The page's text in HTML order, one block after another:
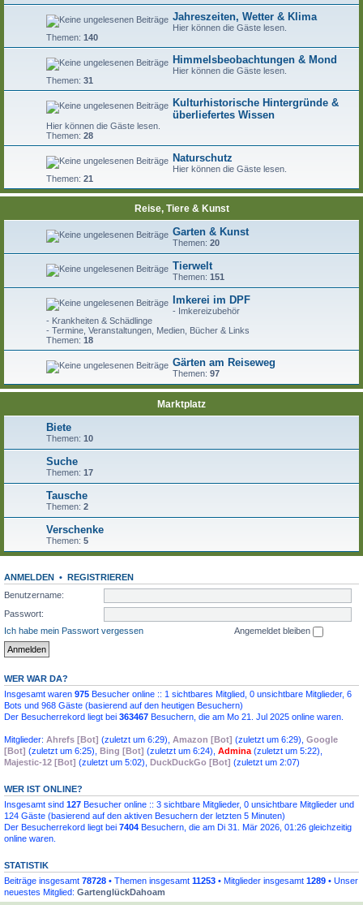
Jahreszeiten, Wetter & Klima
Hier können die Gäste lesen.
Themen: 140
Himmelsbeobachtungen & Mond
Hier können die Gäste lesen.
Themen: 31
Kulturhistorische Hintergründe &
überliefertes Wissen
Hier können die Gäste lesen.
Themen: 28
Naturschutz
Hier können die Gäste lesen.
Themen: 21
Reise, Tiere & Kunst
Garten & Kunst
Themen: 20
Tierwelt
Themen: 151
Imkerei im DPF
- Imkereizubehör
- Krankheiten & Schädlinge
- Termine, Veranstaltungen, Medien, Bücher & Links
Themen: 18
Gärten am Reiseweg
Themen: 97
Marktplatz
Biete
Themen: 10
Suche
Themen: 17
Tausche
Themen: 2
Verschenke
Themen: 5
ANMELDEN • REGISTRIEREN
Benutzername:
Passwort:
Ich habe mein Passwort vergessen
Angemeldet bleiben
WER WAR DA?
Insgesamt waren 975 Besucher online :: 1 sichtbares Mitglied, 0 unsichtbare Mitglieder, 6
Bots und 968 Gäste (basierend auf den heutigen Besuchern)
Der Besucherrekord liegt bei 363467 Besuchern, die am Mo 21. Jul 2025 online waren.
Mitglieder: Ahrefs [Bot] (zuletzt um 6:29), Amazon [Bot] (zuletzt um 6:29), Google
[Bot] (zuletzt um 6:25), Bing [Bot] (zuletzt um 6:24), Admina (zuletzt um 5:22),
Majestic-12 [Bot] (zuletzt um 5:02), DuckDuckGo [Bot] (zuletzt um 2:07)
WER IST ONLINE?
Insgesamt sind 127 Besucher online :: 3 sichtbare Mitglieder, 0 unsichtbare Mitglieder und
124 Gäste (basierend auf den aktiven Besuchern der letzten 5 Minuten)
Der Besucherrekord liegt bei 7404 Besuchern, die am Di 31. Mär 2026, 01:26 gleichzeitig
online waren.
STATISTIK
Beiträge insgesamt 78728 • Themen insgesamt 11253 • Mitglieder insgesamt 1289 • Unser
neuestes Mitglied: GartenglückDahoam